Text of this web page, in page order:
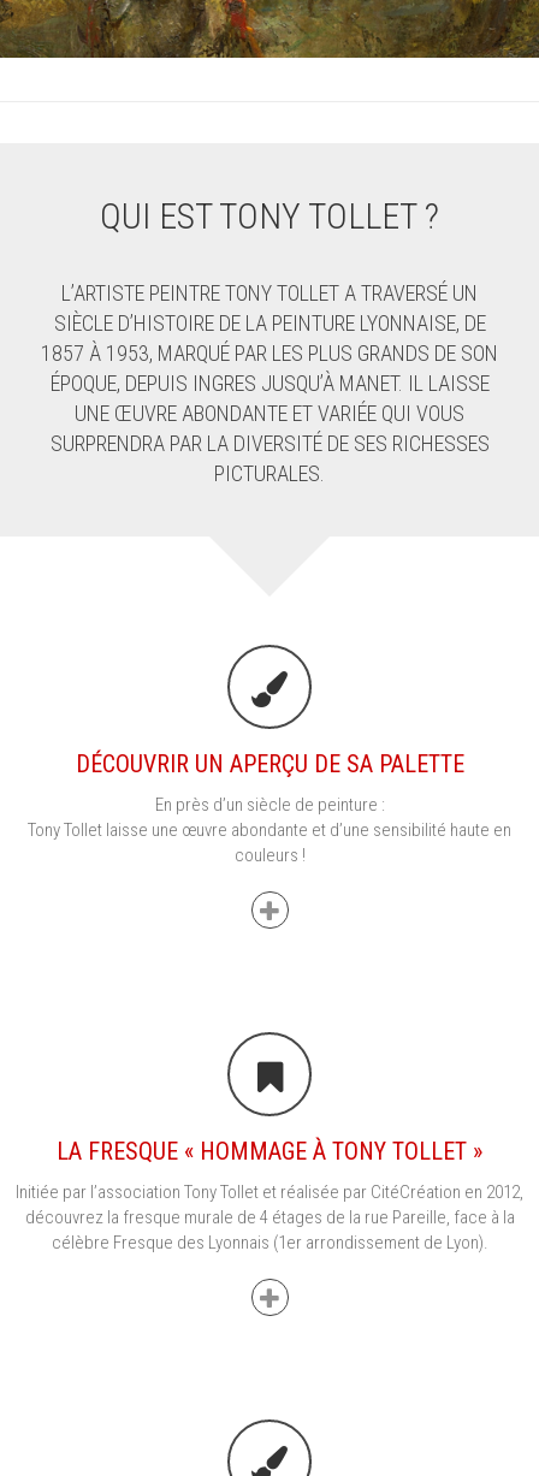
QUI EST TONY TOLLET ?
L’ARTISTE PEINTRE TONY TOLLET A TRAVERSÉ UN
SIÈCLE D’HISTOIRE DE LA PEINTURE LYONNAISE, DE
1857 À 1953, MARQUÉ PAR LES PLUS GRANDS DE SON
ÉPOQUE, DEPUIS INGRES JUSQU’À MANET. IL LAISSE
UNE ŒUVRE ABONDANTE ET VARIÉE QUI VOUS
SURPRENDRA PAR LA DIVERSITÉ DE SES RICHESSES
PICTURALES.
DÉCOUVRIR UN APERÇU DE SA PALETTE
En près d’un siècle de peinture :
Tony Tollet laisse une œuvre abondante et d’une sensibilité haute en
couleurs !
LA FRESQUE « HOMMAGE À TONY TOLLET »
Initiée par l’association Tony Tollet et réalisée par CitéCréation en 2012,
découvrez la fresque murale de 4 étages de la rue Pareille, face à la
célèbre Fresque des Lyonnais (1er arrondissement de Lyon).